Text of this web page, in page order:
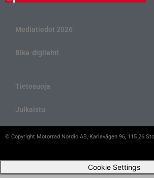
Mediatiedot 2026
Bike-digilehti
Tietosuoja
Julkaistu
© Copyright Motorrad Nordic AB, Karlavägen 96, 115 26
Cookie Settings